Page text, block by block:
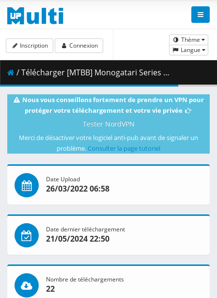
Thème
Langue
Inscription Connexion
/ Télécharger [MTBB] Monogatari Series Second Season - 05 [DE994E04].mkv.001 ( 271.64 MB )
Nous vous conseillons fortement de prendre un VPN pour
protéger votre téléchargement et votre vie privée
Tester NordVPN
Merci de désactiver votre logiciel anti-pub avant de signaler un
problème. Consulter la page tutoriel
Date Upload
26/03/2022 06:58
Date dernier téléchargement
21/05/2024 22:50
Nombre de téléchargements
22